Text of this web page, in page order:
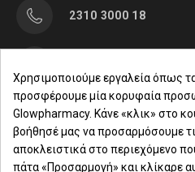
2310 3000 18
Δευ. - Παρ.: 8:00 -
Σάββατο: 09:00-15:00
Χρησιμοποιούμε εργαλεία όπως
προσφέρουμε μία κορυφαία
Glowpharmacy. Κάνε «κλικ» στο
βοήθησέ μας να προσαρμόσουμε
αποκλειστικά στο περιεχόμενο
πάτα «Προσαρμογή» και κλίκαρε